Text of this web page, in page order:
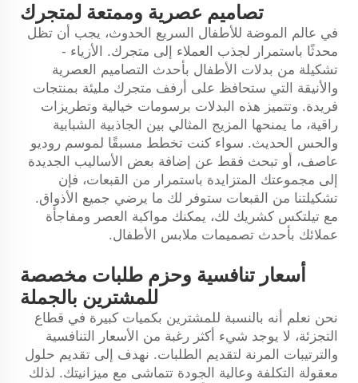
تصاميم عصرية وممتعة لمتجرك
في عالم الموضة للأطفال السريع الحدوث، يجب أن تظل
محدثًا باستمرار لجذب العملاء إلى متجرك. الأزياء -
تشكيلة من بدلات الأطفال بأحدث التصاميم العصرية
والأنيقة التي ستحافظ على أرفف متجرك مليئة بمنتجات
فريدة. وتتميز هذه البدلات برسومات خيالية وتطريزات
راقية، ما يمنحها المزيج المثالي بين الجاذبية الشبابية
والحس الحديث. سواء كنت تخطط مسبقًا لموسم روديو
عاصف، أو تبحث فقط عن إضافة بعض الأساليب الجديدة
إلى مجموعتك المتزايدة باستمرار من القبعات، فإن
تشكيلتنا من القبعات ستوفر لك ما يرضي جميع الأذواق.
مع تيلتكس كشريك لك، يمكنك مواكبة العصر ومفاجأة
عملائك بأحدث تصميمات ملابس الأطفال.
أسعار تنافسية وحزم طلبات مخصصة
للمشترين بالجملة
نحن نعلم أنه بالنسبة للمشترين بكميات كبيرة في قطاع
التجزئة، لا يوجد شيء أكثر رغبة من الأسعار التنافسية
والترتيبات المرنة لتقديم الطلبات. نهدف إلى تقديم حلول
معقولة التكلفة وعالية الجودة تتماشى مع ميزانيتك. لذلك